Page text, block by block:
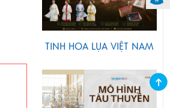
TINH HOA LỤA VIỆT NAM